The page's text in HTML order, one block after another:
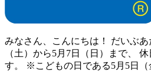
みなさん、こんにちは！ だいぶ
（土）から5月7日（日）まで、
す。 ※こどもの日である5月5日